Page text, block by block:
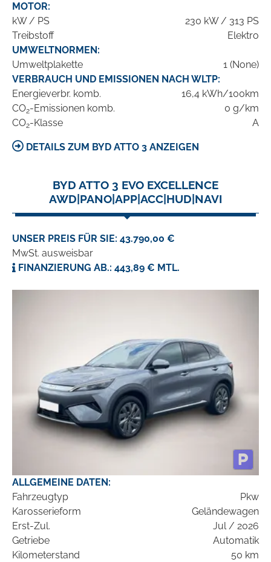
MOTOR:
kW / PS
230 kW / 313 PS
Treibstoff
Elektro
UMWELTNORMEN:
Umweltplakette
1 (None)
VERBRAUCH UND EMISSIONEN NACH WLTP:
Energieverbr. komb.
16,4 kWh/100km
CO2-Emissionen komb.
0 g/km
CO2-Klasse A
DETAILS ZUM BYD ATTO 3 ANZEIGEN
BYD ATTO 3 EVO EXCELLENCE
AWD|PANO|APP|ACC|HUD|NAVI
UNSER PREIS FÜR SIE: 43.790,00 €
MwSt. ausweisbar
FINANZIERUNG AB.: 443,89 € MTL.
ALLGEMEINE DATEN:
Fahrzeugtyp
Pkw
Karosserieform
Geländewagen
Erst-Zul.
Jul / 2026
Getriebe
Automatik
Kilometerstand
50 km